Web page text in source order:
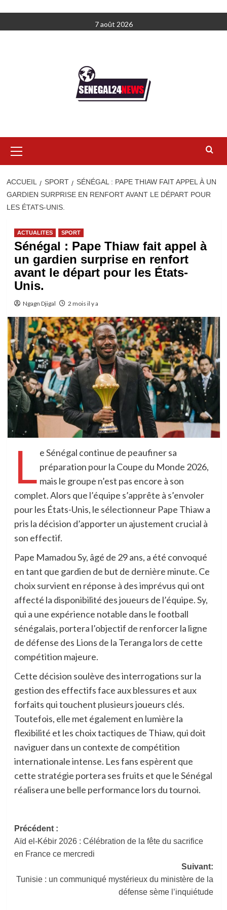
au
7 août 2026
principal
ACCUEIL SPORT
SÉNÉGAL : PAPE THIAW FAIT APPEL À UN
GARDIEN SURPRISE EN RENFORT AVANT LE DÉPART POUR
LES ÉTATS-UNIS.
ACTUALITES SPORT
Sénégal : Pape Thiaw fait appel à
un gardien surprise en renfort
avant le départ pour les États-
Unis.
Ngagn Djigal 2 mois il y a
L e Sénégal continue de peaufiner sa
préparation pour la Coupe du Monde 2026,
mais le groupe n’est pas encore à son
complet. Alors que l’équipe s’apprête à s’envoler
pour les États-Unis, le sélectionneur Pape Thiaw a
pris la décision d’apporter un ajustement crucial à
son effectif.
Pape Mamadou Sy, âgé de 29 ans, a été convoqué
en tant que gardien de but de dernière minute. Ce
choix survient en réponse à des imprévus qui ont
affecté la disponibilité des joueurs de l’équipe. Sy,
qui a une expérience notable dans le football
sénégalais, portera l’objectif de renforcer la ligne
de défense des Lions de la Teranga lors de cette
compétition majeure.
Cette décision soulève des interrogations sur la
gestion des effectifs face aux blessures et aux
forfaits qui touchent plusieurs joueurs clés.
Toutefois, elle met également en lumière la
flexibilité et les choix tactiques de Thiaw, qui doit
naviguer dans un contexte de compétition
internationale intense. Les fans espèrent que
cette stratégie portera ses fruits et que le Sénégal
réalisera une belle performance lors du tournoi.
Navigation
d’article
Précédent :
Aïd el-Kébir 2026 : Célébration de la fête du sacrifice
en France ce mercredi
Suivant:
Tunisie : un communiqué mystérieux du ministère de la
défense sème l’inquiétude